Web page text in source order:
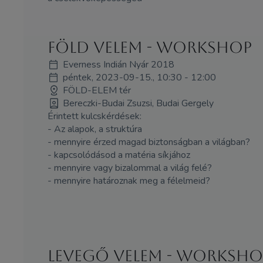
Föld VElem - WORKSHOP
Everness Indián Nyár 2018
péntek, 2023-09-15., 10:30 - 12:00
FÖLD-ELEM tér
Bereczki-Budai Zsuzsi, Budai Gergely
Érintett kulcskérdések:
- Az alapok, a struktúra
- mennyire érzed magad biztonságban a világban?
- kapcsolódásod a matéria síkjához
- mennyire vagy bizalommal a világ felé?
- mennyire határoznak meg a félelmeid?
Levegő VElem -